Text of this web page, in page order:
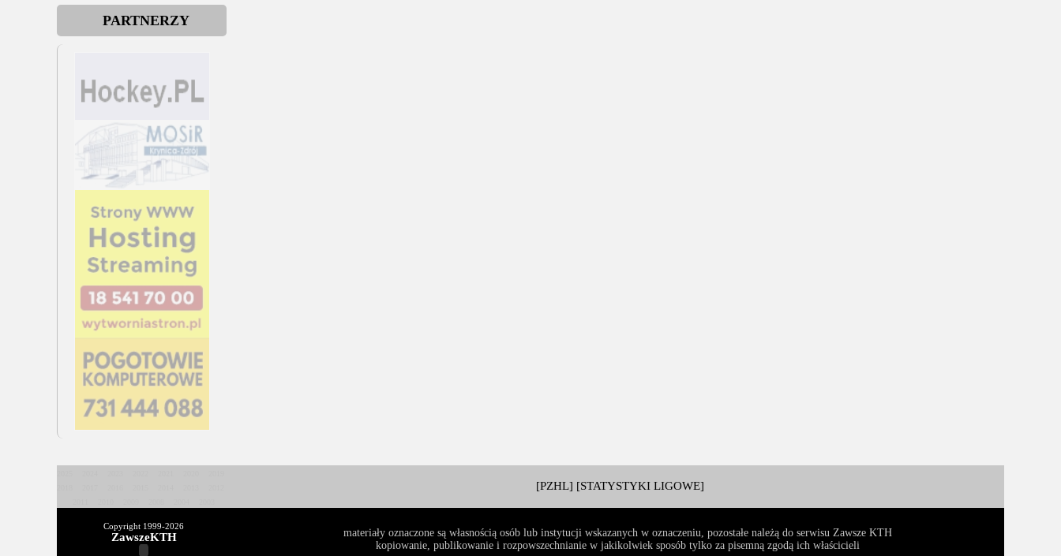
PARTNERZY
[PZHL] [STATYSTYKI LIGOWE]
Copyright 1999-2026
ZawszeKTH
materiały oznaczone są własnością osób lub instytucji wskazanych w oznaczeniu, pozostałe należą do serwisu Zawsze KTH
kopiowanie, publikowanie i rozpowszechnianie w jakikolwiek sposób tylko za pisemną zgodą ich właścicieli